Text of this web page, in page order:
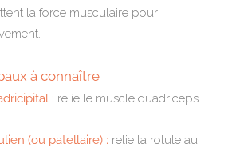
la force musculaire pour
à connaître
: relie le muscle quadriceps
(ou patellaire) : relie la rotule au